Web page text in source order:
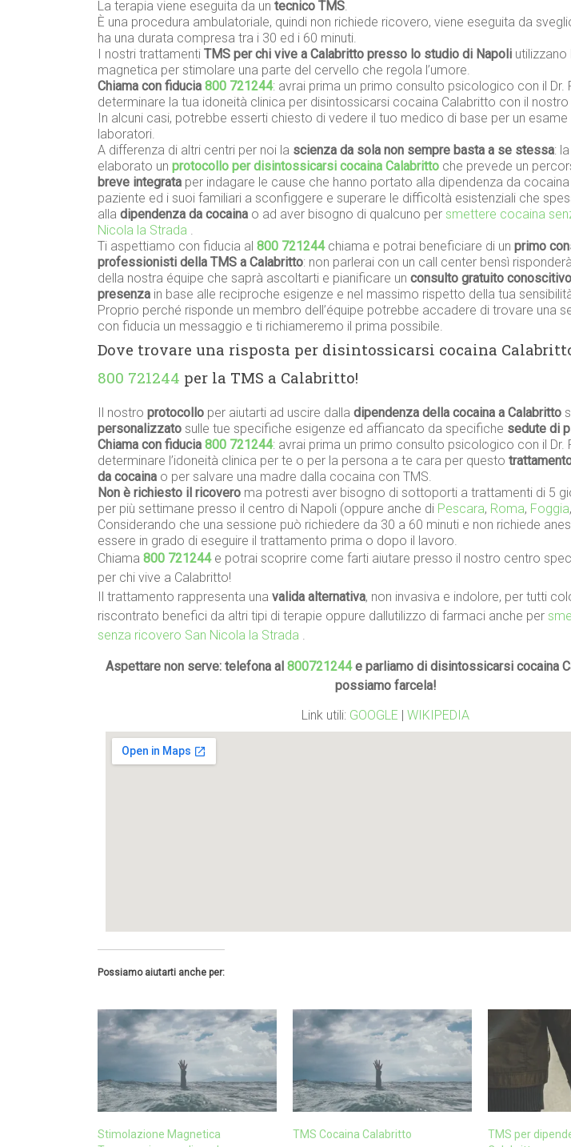
La terapia viene eseguita da un tecnico TMS.
È una procedura ambulatoriale, quindi non richiede ricovero, viene eseguita da
ha una durata compresa tra i 30 ed i 60 minuti.
I nostri trattamenti TMS per chi vive a Calabritto presso lo studio di Napoli utilizzano
magnetica per stimolare una parte del cervello che regola l’umore.
Chiama con fiducia 800 721244: avrai prima un primo consulto psicologico con il Dr.
determinare la tua idoneità clinica per disintossicarsi cocaina Calabritto con il nostro
In alcuni casi, potrebbe esserti chiesto di vedere il tuo medico di base per un
laboratori.
A differenza di altri centri per noi la scienza da sola non sempre basta a se stessa:
elaborato un protocollo per disintossicarsi cocaina Calabritto che prevede un
breve integrata per indagare le cause che hanno portato alla dipendenza da
paziente ed i suoi familiari a sconfiggere e superare le difficoltà esistenziali che
alla dipendenza da cocaina o ad aver bisogno di qualcuno per smettere cocaina
Nicola la Strada .
Ti aspettiamo con fiducia al 800 721244chiama e potrai beneficiare di un primo
professionisti della TMS a Calabritto: non parlerai con un call center bensì
della nostra équipe che saprà ascoltarti e pianificare un consulto gratuito
presenza in base alle reciproche esigenze e nel massimo rispetto della tua
Proprio perché risponde un membro dell’équipe potrebbe accadere di trovare una
con fiducia un messaggio e ti richiameremo il prima possibile.
Dove trovare una risposta per disintossicarsi cocaina
800 721244 per la TMS a Calabritto!
Il nostro protocollo per aiutarti ad uscire dalla dipendenza della cocaina a Calabritto
personalizzato sulle tue specifiche esigenze ed affiancato da specifiche sedute di
Chiama con fiducia 800 721244: avrai prima un primo consulto psicologico con il Dr.
determinare l’idoneità clinica per te o per la persona a te cara per questo
da cocaina o per salvare una madre dalla cocaina con TMS.
Non è richiesto il ricovero ma potresti aver bisogno di sottoporti a trattamenti di 5
per più settimane presso il centro di Napoli (oppure anche di Pescara, Roma, Foggia,
Considerando che una sessione può richiedere da 30 a 60 minuti e non richiede
essere in grado di eseguire il trattamento prima o dopo il lavoro.
Chiama 800 721244e potrai scoprire come farti aiutare presso il nostro centro
per chi vive a Calabritto!
Il trattamento rappresenta una valida alternativa, non invasiva e indolore, per tutti
riscontrato benefici da altri tipi di terapie oppure dallutilizzo di farmaci anche per
senza ricovero San Nicola la Strada .
Aspettare non serve: telefona al 800721244e parliamo di disintossicarsi cocaina
possiamo farcela!
Link utili: GOOGLE | WIKIPEDIA
Possiamo aiutarti anche per:
Stimolazione Magnetica
TMS Cocaina Calabritto
TMS per